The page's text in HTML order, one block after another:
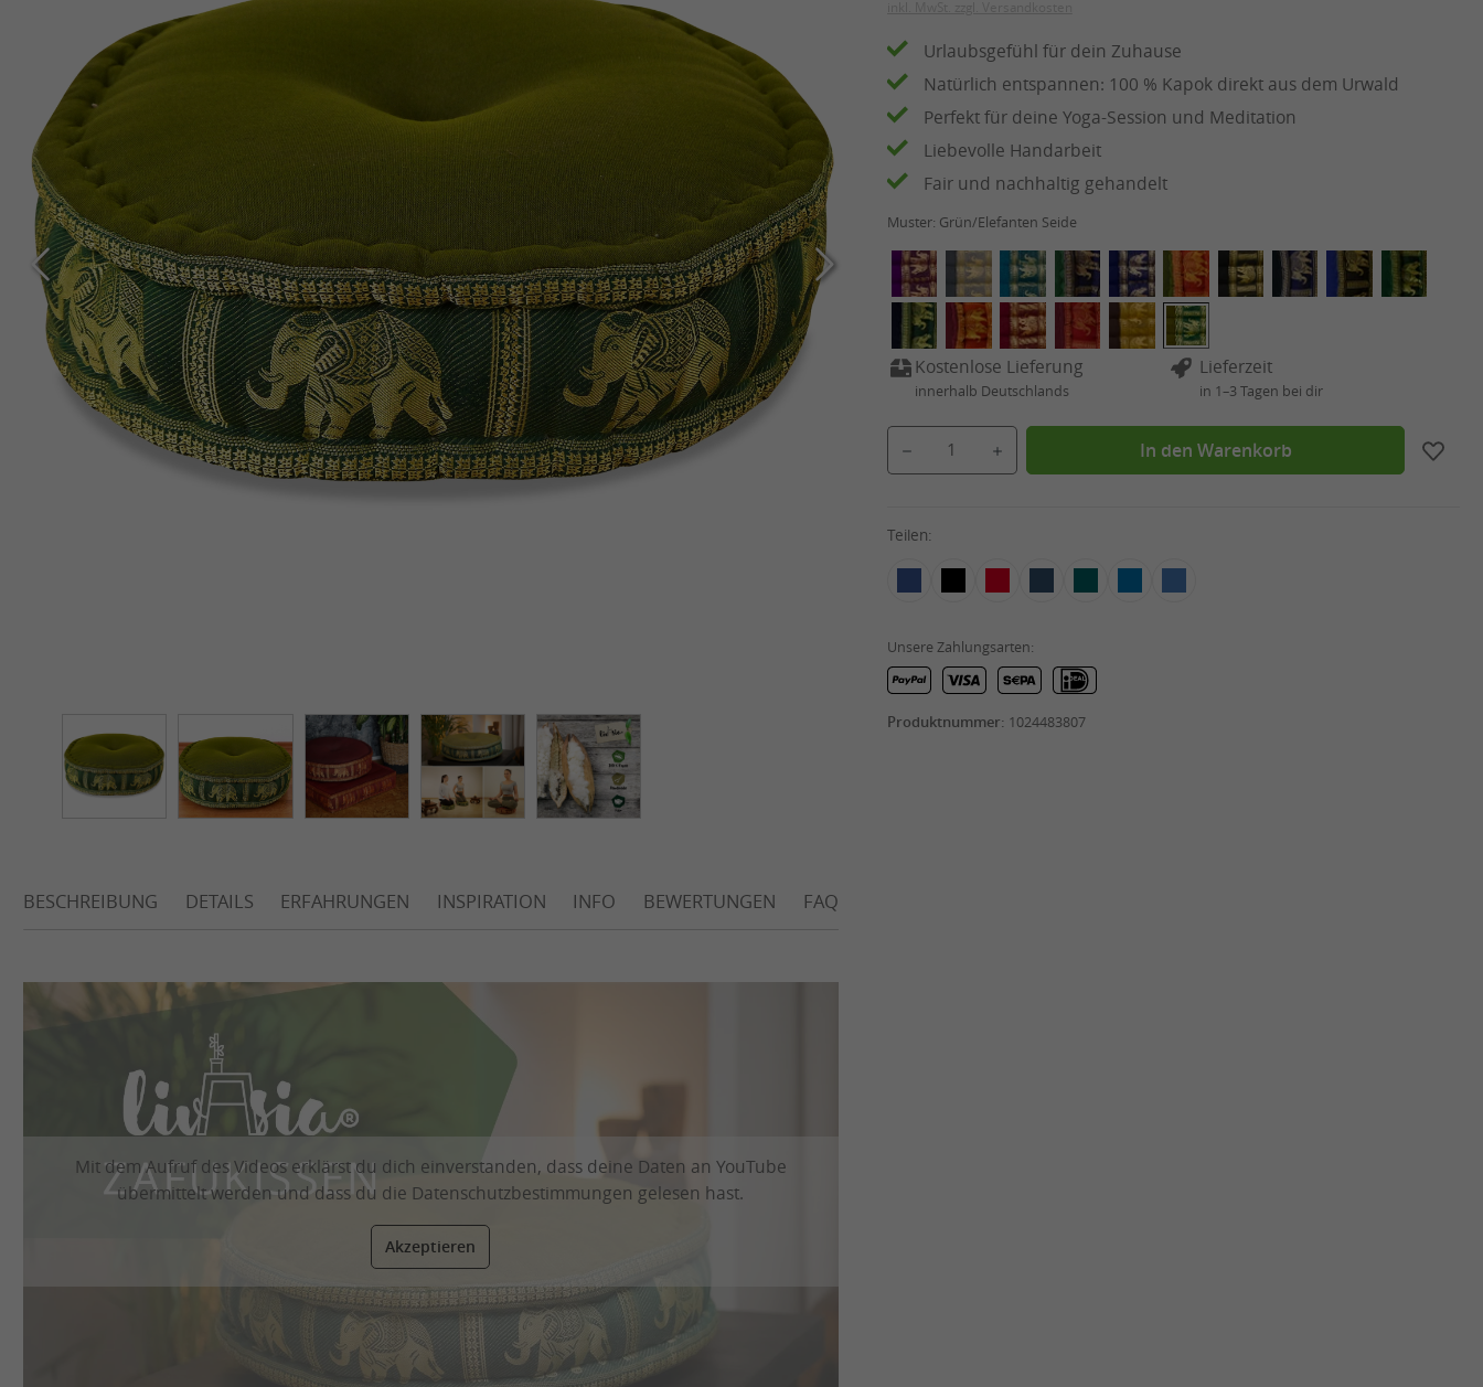
Urlaubsgefühl für dein Zuhause
Natürlich entspannen: 100 % Kapok direkt aus dem Urwald
Perfekt für deine Yoga-Session und Meditation
Liebevolle Handarbeit
Fair und nachhaltig gehandelt
Muster: Grün/Elefanten Seide
Kostenlose Lieferung
innerhalb Deutschlands
Lieferzeit
in 1–3 Tagen bei dir
Produkt Anzahl: Gib den gewünschten Wert ein oder benutze die Schaltflächen um die Anzahl zu
In den Warenkorb
Teilen:
Unsere Zahlungsarten:
Produktnummer: 1024483807
BESCHREIBUNG DETAILS ERFAHRUNGEN INSPIRATION INFO BEWERTUNGEN FAQ
Mit dem Aufruf des Videos erklärst du dich einverstanden, dass deine Daten an YouTube
übermittelt werden und dass du die Datenschutzbestimmungen gelesen hast.
Akzeptieren